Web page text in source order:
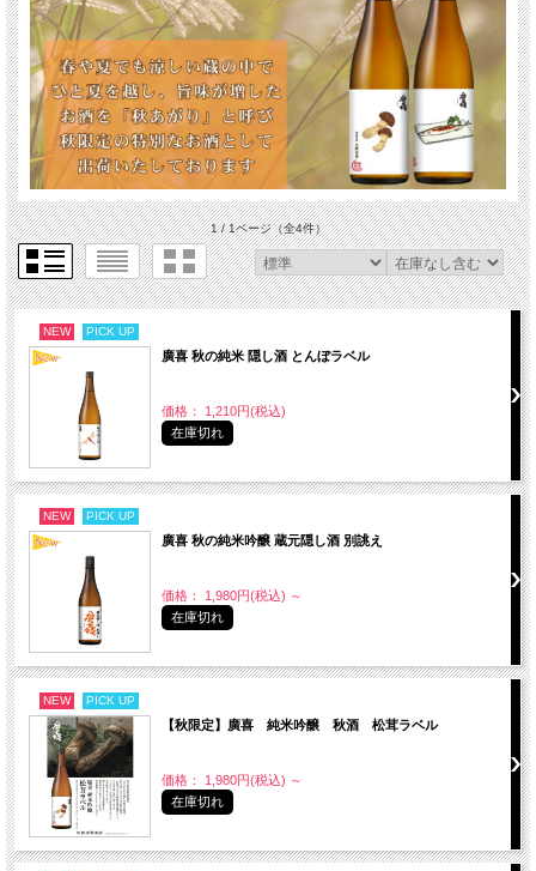
1 / 1ページ（全4件）
NEW PICK UP
廣喜 秋の純米 隠し酒 とんぼラベル
価格： 1,210円(税込)
在庫切れ
NEW PICK UP
廣喜 秋の純米吟醸 蔵元隠し酒 別誂え
価格： 1,980円(税込) ～
在庫切れ
NEW PICK UP
【秋限定】廣喜 純米吟醸 秋酒 松茸ラベル
価格： 1,980円(税込) ～
在庫切れ